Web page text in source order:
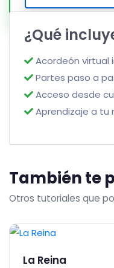
¿Qué
Acordeón virtual
Partes paso a
Acceso desde
Aprendizaje a tu
También te
Otros tutoriales que
La Reina